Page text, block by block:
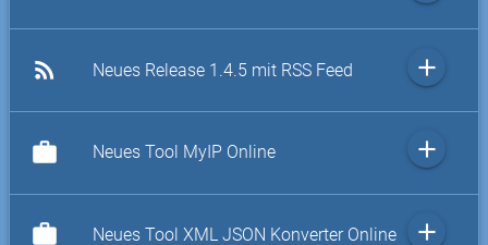
rss_feed Neues Release 1.4.5 mit RSS Feed add
work Neues Tool MyIP Online add
work Neues Tool XML JSON Konverter Online add